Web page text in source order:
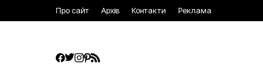
Про сайт Архів Контакти Реклама